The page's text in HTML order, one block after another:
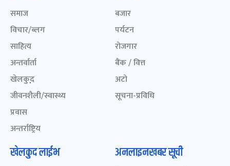
समाज
विचार/ब्लग
साहित्य
अन्तर्वार्ता
खेलकुद़़
जीवनशैली/स्वास्थ्य
प्रवास
अन्तर्राष्ट्रिय
बजार
पर्यटन
रोजगार
बैंक / वित्त
अटो
सूचना-प्रविधि
खेलकुद लाईभ अनलाइनखबर सूची